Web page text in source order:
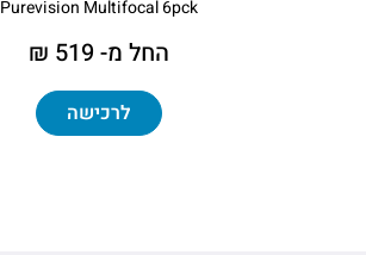
Purevision Multifocal 6pck
החל מ- 519 ₪
לרכישה